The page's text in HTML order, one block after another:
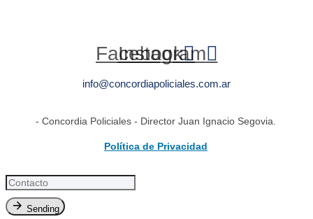
Facebook
Instagram
info@concordiapoliciales.com.ar
- Concordia Policiales - Director Juan Ignacio Segovia.
Política de Privacidad
Sending